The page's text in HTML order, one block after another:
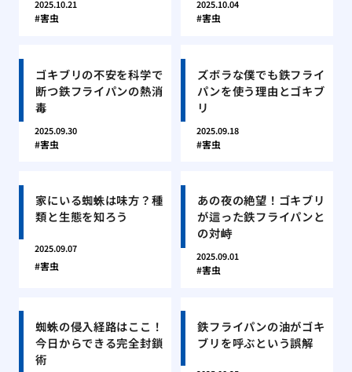
2025.10.21
害虫
2025.10.04
害虫
ゴキブリの不安を科学で
断つ鉄フライパンの熱消
毒
2025.09.30
害虫
ズボラな僕でも鉄フライ
パンを使う理由とゴキブ
リ
2025.09.18
害虫
家にいる蜘蛛は味方？種
類と生態を知ろう
2025.09.07
害虫
あの夜の絶望！ゴキブリ
が這った鉄フライパンと
の対峙
2025.09.01
害虫
蜘蛛の侵入経路はここ！
今日からできる完全封鎖
術
鉄フライパンの油がゴキ
ブリを呼ぶという誤解